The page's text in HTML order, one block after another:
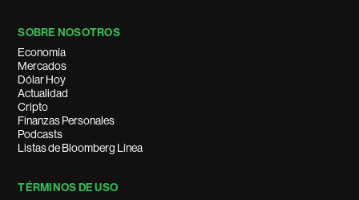
SOBRE NOSOTROS
Economía
Mercados
Dólar Hoy
Actualidad
Cripto
Finanzas Personales
Podcasts
Listas de Bloomberg Línea
TÉRMINOS DE USO